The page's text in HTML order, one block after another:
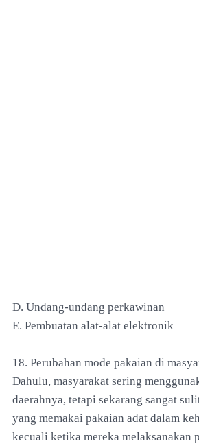
D. Undang-undang perkawinan
E. Pembuatan alat-alat elektronik
18. Perubahan mode pakaian di
Dahulu, masyarakat sering
daerahnya, tetapi sekarang sangat
yang memakai pakaian adat dalam
kecuali ketika mereka melaksanakan